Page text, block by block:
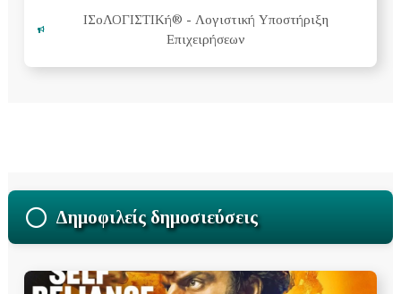
ΙΣοΛΟΓΙΣΤΙΚή® - Λογιστική Υποστήριξη
Επιχειρήσεων
Δημοφιλείς δημοσιεύσεις